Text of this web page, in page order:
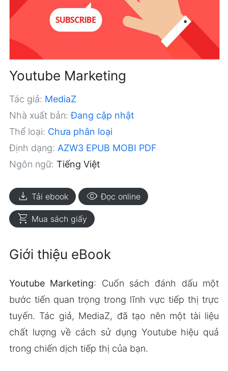
Youtube Marketing
Tác giả: MediaZ
Nhà xuất bản: Đang cập nhật
Thể loại: Chưa phân loại
Định dạng: AZW3 EPUB MOBI PDF
Ngôn ngữ: Tiếng Việt
download Tải ebook visibility Đọc online
shopping_cart Mua sách giấy
Giới thiệu eBook
Youtube Marketing: Cuốn sách đánh dấu một
bước tiến quan trọng trong lĩnh vực tiếp thị trực
tuyến. Tác giả, MediaZ, đã tạo nên một tài liệu
chất lượng về cách sử dụng Youtube hiệu quả
trong chiến dịch tiếp thị của bạn.